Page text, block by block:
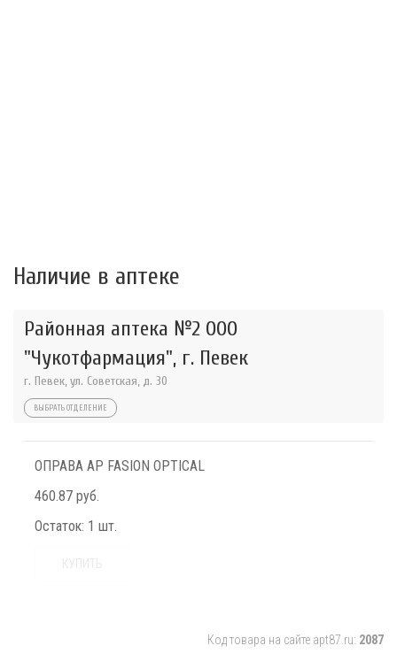
Наличие в аптеке
Районная аптека №2 ООО
"Чукотфармация", г. Певек
г. Певек, ул. Советская, д. 30
ВЫБРАТЬ ОТДЕЛЕНИЕ
ОПРАВА AP FASION OPTICAL
460.87 руб.
Остаток: 1 шт.
Код товара на сайте apt87.ru: 2087